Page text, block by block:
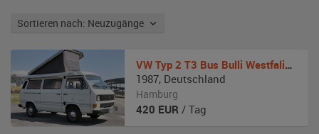
Sortieren nach: Neuzugänge
VW Typ 2 T3 Bus Bulli Westfalia Joker
1987, Deutschland
Hamburg
420 EUR / Tag